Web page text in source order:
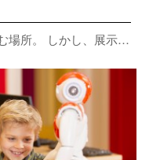
場所。 しかし、展示…